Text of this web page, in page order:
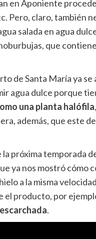
en Aponiente
Pero, claro, también
salada en agua
que
de Santa María ya se
agua dulce porque
una planta halófila
además, que este
próxima temporada
ya nos mostró cómo
a la misma
el producto, por
escarchada.